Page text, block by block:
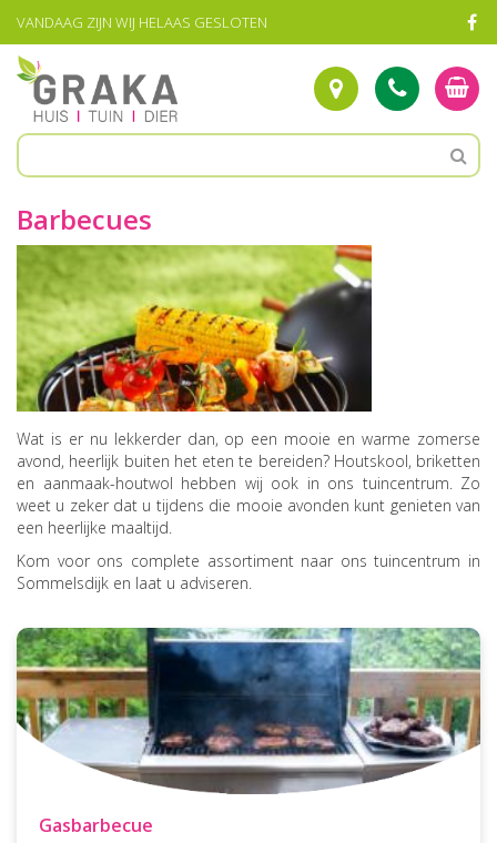
VANDAAG ZIJN WIJ HELAAS GESLOTEN
Barbecues
Wat is er nu lekkerder dan, op een mooie en warme zomerse
avond, heerlijk buiten het eten te bereiden? Houtskool, briketten
en aanmaak-houtwol hebben wij ook in ons tuincentrum. Zo
weet u zeker dat u tijdens die mooie avonden kunt genieten van
een heerlijke maaltijd.
Kom voor ons complete assortiment naar ons tuincentrum in
Sommelsdijk en laat u adviseren.
Gasbarbecue